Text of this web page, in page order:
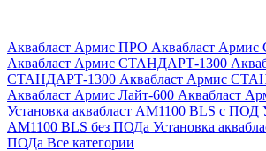
Аквабласт Армис ПРО Аквабласт
Аквабласт Армис СТАНДАРТ-1300
СТАНДАРТ-1300 Аквабласт Армис
Аквабласт Армис Лайт-600 Аквабласт
Установка аквабласт AM1100 BLS с ПОД
AM1100 BLS без ПОДа Установка
ПОДа Все категории